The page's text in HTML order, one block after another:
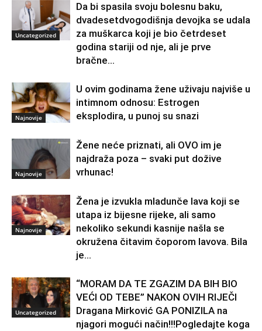
Uncategorized
Da bi spasila svoju bolesnu baku,
dvadesetdvogodišnja devojka se udala
za muškarca koji je bio četrdeset
godina stariji od nje, ali je prve
bračne...
Najnovije
U ovim godinama žene uživaju najviše u
intimnom odnosu: Estrogen
eksplodira, u punoj su snazi
Najnovije
Žene neće priznati, ali OVO im je
najdraža poza – svaki put dožive
vrhunac!
Najnovije
Žena je izvukla mladunče lava koji se
utapa iz bijesne rijeke, ali samo
nekoliko sekundi kasnije našla se
okružena čitavim čoporom lavova. Bila
je...
Uncategorized
“MORAM DA TE ZGAZIM DA BIH BIO
VEĆI OD TEBE” NAKON OVIH RIJEČI
Dragana Mirković GA PONIZILA na
njagori mogući način!!!Pogledajte koga